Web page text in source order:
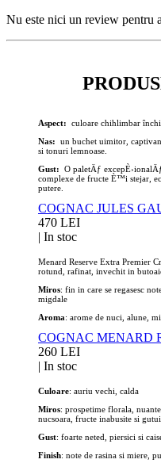
Nu este nici un review pentru
Aspect: culoare chihlimbar
Nas: un buchet uimitor,
si tonuri lemnoase.
Gust: O paletÄƒ
complexe de fructe È™i stejar,
putere.
COGNAC JULES
470 LEI
| In stoc
Menard Reserve Extra Premier
rotund, rafinat, invechit in
Miros: fin in care se regasesc
migdale
Aroma: arome de nuci, alune,
COGNAC MENARD
260 LEI
| In stoc
Culoare: auriu vechi, calda
Miros: prospetime florala,
nucsoara, fructe inabusite si gutui
Gust: foarte neted, piersici si
Finish: note de rasina si miere,